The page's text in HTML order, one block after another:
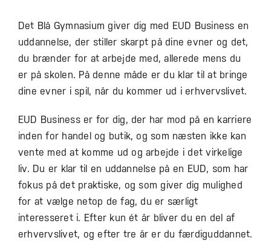
Det Blå Gymnasium giver dig med EUD Business en
uddannelse, der stiller skarpt på dine evner og det,
du brænder for at arbejde med, allerede mens du
er på skolen. På denne måde er du klar til at bringe
dine evner i spil, når du kommer ud i erhvervslivet.
EUD Business er for dig, der har mod på en karriere
inden for handel og butik, og som næsten ikke kan
vente med at komme ud og arbejde i det virkelige
liv. Du er klar til en uddannelse på en EUD, som har
fokus på det praktiske, og som giver dig mulighed
for at vælge netop de fag, du er særligt
interesseret i. Efter kun ét år bliver du en del af
erhvervslivet, og efter tre år er du færdiguddannet.